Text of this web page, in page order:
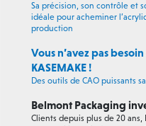
Sa précision, son contrôle et
idéale pour acheminer
production
Vous n’avez pas
KASEMAKE !
Des outils de CAO puissants
Belmont Packaging
Clients depuis plus de 20